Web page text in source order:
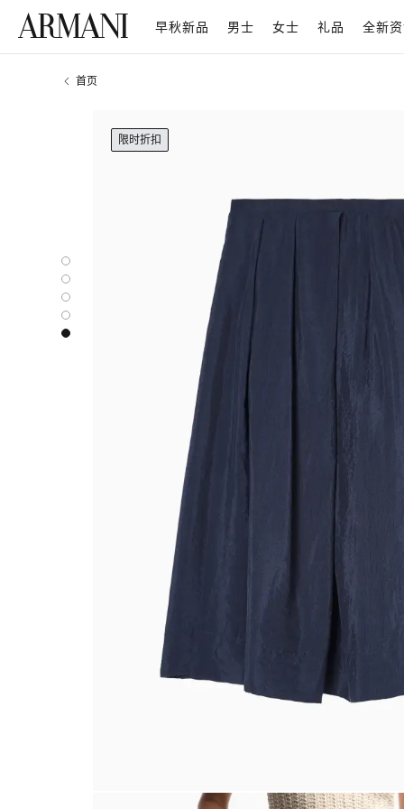
早秋新品 男士 女士 礼品 全新
首页
限时折扣